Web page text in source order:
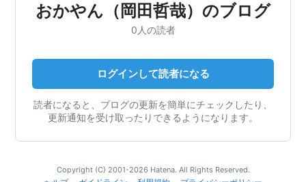
おかやん（岡田哲哉）のブログ
0人の読者
ログインして読者になる
読者になると、ブログの更新を簡単にチェックしたり、
更新通知を受け取ったりできるようになります。
Copyright (C) 2001-2026 Hatena. All Rights Reserved.